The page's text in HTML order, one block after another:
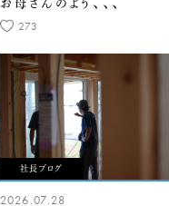
お母さんのよう、、、
273
社長ブログ
2026.07.28